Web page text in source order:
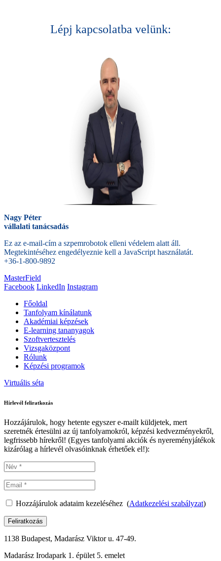
Lépj kapcsolatba velünk:
Nagy Péter
vállalati tanácsadás
Ez az e-mail-cím a szpemrobotok elleni védelem alatt áll.
Megtekintéséhez engedélyeznie kell a JavaScript használatát.
+36-1-800-9892
MasterField
Facebook LinkedIn Instagram
Főoldal
Tanfolyam kínálatunk
Akadémiai képzések
E-learning tananyagok
Szoftvertesztelés
Vizsgaközpont
Rólunk
Képzési programok
Virtuális séta
Hírlevél feliratkozás
Hozzájárulok, hogy hetente egyszer e-mailt küldjetek, mert
szeretnék értesülni az új tanfolyamokról, képzési kedvezményekről,
legfrissebb hírekről! (Egyes tanfolyami akciók és nyereményjátékok
kizárólag a hírlevél olvasóinknak érhetőek el!):
Hozzájárulok adataim kezeléséhez (Adatkezelési szabályzat)
Feliratkozás
1138 Budapest, Madarász Viktor u. 47-49.
Madarász Irodapark 1. épület 5. emelet